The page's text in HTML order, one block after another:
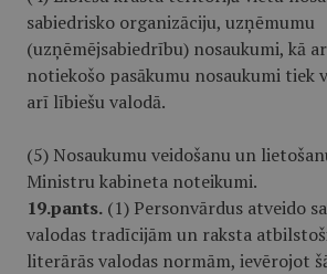
sabiedrisko organizāciju, uzņēmumu
(uzņēmējsabiedrību) nosaukumi, kā
notiekošo pasākumu nosaukumi
arī lībiešu valodā.
(5) Nosaukumu veidošanu un
Ministru kabineta noteikumi.
19.pants. (1) Personvārdus atveido
valodas tradīcijām un raksta
literārās valodas normām, ievērojot